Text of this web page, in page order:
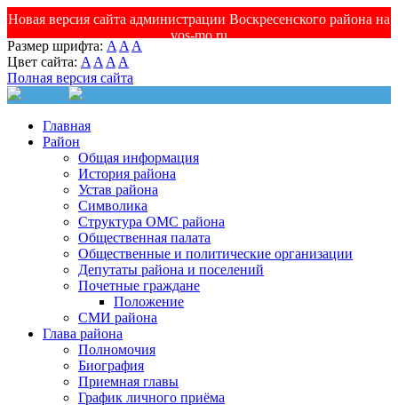
Новая версия сайта администрации Воскресенского района на
vos-mo.ru
Размер шрифта: A A A
Цвет сайта: A A A A
Полная версия сайта
Главная
Район
Общая информация
История района
Устав района
Символика
Структура ОМС района
Общественная палата
Общественные и политические организации
Депутаты района и поселений
Почетные граждане
Положение
СМИ района
Глава района
Полномочия
Биография
Приемная главы
График личного приёма